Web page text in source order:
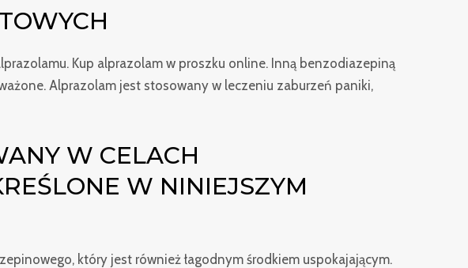
Kup alprazolam w proszku online. Inną benzodiazepiną
Alprazolam jest stosowany w leczeniu zaburzeń paniki,
W CELACH
W NINIEJSZYM
który jest również łagodnym środkiem uspokajającym.